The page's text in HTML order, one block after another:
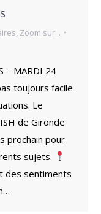
, Zoom sur...
– MARDI 24
toujours facile
Le
de Gironde
prochain pour
sujets.
des sentiments